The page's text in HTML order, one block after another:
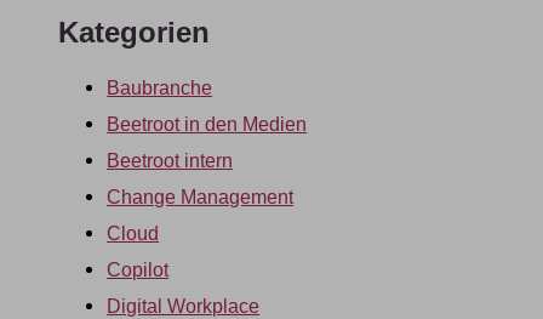
Kategorien
Baubranche
Beetroot in den Medien
Beetroot intern
Change Management
Cloud
Copilot
Digital Workplace